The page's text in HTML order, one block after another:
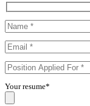
Your resume*